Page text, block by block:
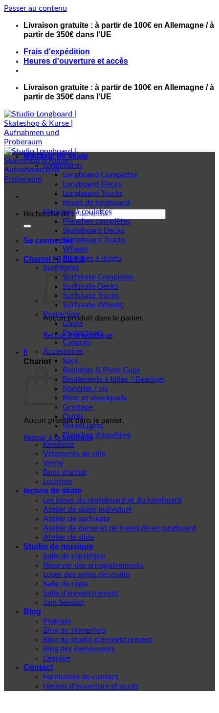
Passer au contenu
Livraison gratuite : à partir de 100€ en Allemagne / à
partir de 350€ dans l'UE
Frais d'expédition
Heures d'ouverture et accès
Livraison gratuite : à partir de 100€ en Allemagne / à
partir de 350€ dans l'UE
Recherche de :
Se connecter
Chariot /0,00€ 0
Aucun produit dans le panier.
Retour à la boutique
0
Chariot
Aucun produit dans le panier.
Retour à la boutique
Magasin de skate
Longboards
Longboard Completes
Longboard Decks
Longboard Trucks
Roues de longboard
Planches à roulettes
Planches complètes
Skateboard Decks
Skateboard Trucks
Wheels
Planches à doigts
Surfskates
Surfskate Completes
Surfskate Decks
Surfskate Trucks
Surfskate Wheels
Protection
Gants
Protecteurs
Casques
Accessoires
Sacs
Bushings & Pivot Cups
Roulements à billes / Bearings
Matériel / vis
Riser et shockpads
Griptape
Outils
ShredLights
Planches d'équilibre
Kendama
Vêtements de ville
Vente
Bons d'achat
Location
leçons de skate
Les bases du skateboard et du longboard
Atelier de skate individuel
Atelier de surfskate
Atelier de danse et de freestyle en longboard
Atelier de slide
Studio de musique
Salle de répétition
Réserver des enregistrements
Louer des salles de studio
Salle de régie
Salle d'enregistrement
Jam Session
Blog
Podcast
Blog du skateshop
Blog du studio d'enregistrement
Blog des événements
L'équipe
Contact
Formulaire de contact
Heures d'ouverture et accès